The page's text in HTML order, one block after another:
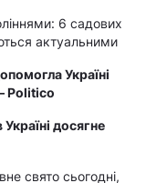
Віткофф
до Москви, -
6 садових
актуальними
Україні
Politico
досягне
свято сьогодні,